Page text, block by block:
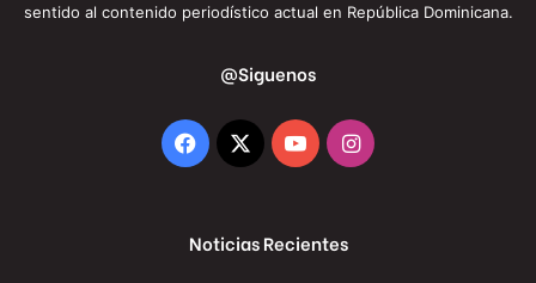
sentido al contenido periodístico actual en República Dominicana.
@Siguenos
Facebook
X YouTubeInstagram
Noticias Recientes